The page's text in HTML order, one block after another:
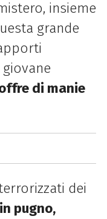
insieme
grande
di manie
dei
pugno,